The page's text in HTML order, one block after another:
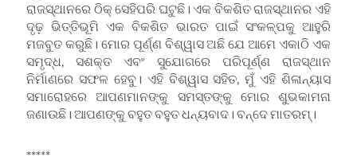
ରାଜସ୍ଥାନରେ ଠିକ୍ ସେହିପରି ଘଟୁଛି। ଏକ ବିକଶିତ ରାଜସ୍ଥାନର ଏହି
ଦୃଢ଼ ଭିତ୍ତିଭୂମି ଏକ ବିକଶିତ ଭାରତ ପାଇଁ ସଂକଳ୍ପକୁ ଆହୁରି
ମଜବୁତ କରୁଛି। ମୋର ପୂର୍ଣ୍ଣ ବିଶ୍ୱାସ ଅଛି ଯେ ଆମେ ଏକାଠି ଏକ
ସମୃଦ୍ଧ, ସଶକ୍ତ ଏବଂ ସୁଯୋଗରେ ପରିପୂର୍ଣ୍ଣ ରାଜସ୍ଥାନ
ନିର୍ମାଣରେ ସଫଳ ହେବୁ। ଏହି ବିଶ୍ୱାସ ସହିତ, ମୁଁ ଏହି ଶିଳାନ୍ୟାସ
ସମାରୋହରେ ଆପଣମାନଙ୍କୁ ସମସ୍ତଙ୍କୁ ମୋର ଶୁଭକାମନା
ଜଣାଉଛି। ଆପଣଙ୍କୁ ବହୁତ ବହୁତ ଧନ୍ୟବାଦ। ବନ୍ଦେ ମାତରମ୍।
*****